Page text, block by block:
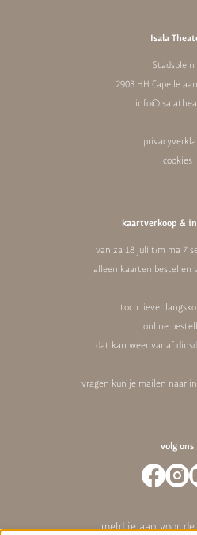
Isala
Stadsplein
2903 HH Capelle
cookies
kaartverkoop &
van za 18 juli t/m ma 7
alleen kaarten bestellen
toch liever
online
dat kan weer vanaf
vragen kun je mailen naar
volg ons
meld je aan voor